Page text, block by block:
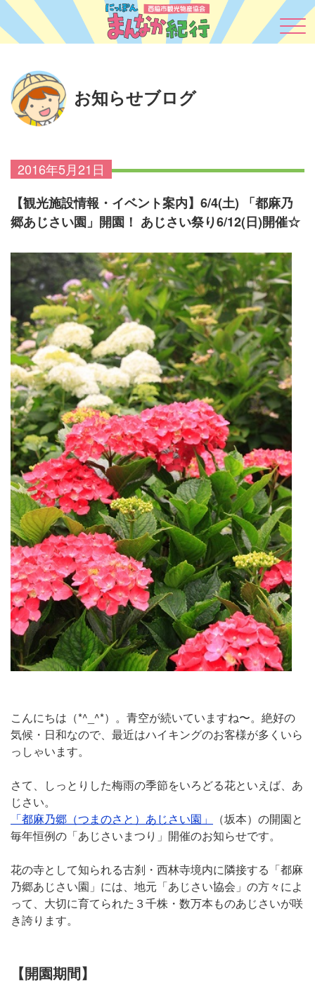
お知らせブログ
【観光施設情報・イベント案内】6/4(土) 「都麻乃
郷あじさい園」開園！ あじさい祭り6/12(日)開催☆
2016年5月21日
こんにちは（*^_^*）。青空が続いていますね〜。絶好の
気候・日和なので、最近はハイキングのお客様が多くいら
っしゃいます。
さて、しっとりした梅雨の季節をいろどる花といえば、あ
じさい。
「都麻乃郷（つまのさと）あじさい園」
（坂本）の開園と
毎年恒例の「あじさいまつり」開催のお知らせです。
花の寺として知られる古刹・西林寺境内に隣接する「都麻
乃郷あじさい園」には、地元「あじさい協会」の方々によ
って、大切に育てられた３千株・数万本ものあじさいが咲
き誇ります。
【開園期間】